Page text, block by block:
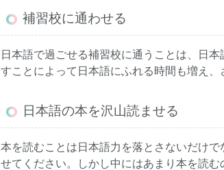
補習校に通わせる
日本語で過ごせる補習校に通うことは、日
すことによって日本語にふれる時間も増え
日本語の本を沢山読ませる
本を読むことは日本語力を落とさないだけ
せてください。しかし中にはあまり本を読